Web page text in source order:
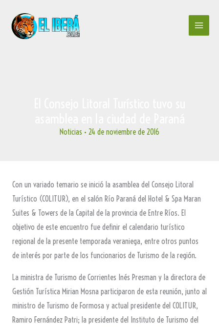
contenido
Noticias • 24 de noviembre de 2016
Con un variado temario se inició la asamblea del Consejo Litoral
Turístico (COLITUR), en el salón Río Paraná del Hotel & Spa Maran
Suites & Towers de la Capital de la provincia de Entre Ríos. El
objetivo de este encuentro fue definir el calendario turístico
regional de la presente temporada veraniega, entre otros puntos
de interés por parte de los funcionarios de Turismo de la región.
La ministra de Turismo de Corrientes Inés Presman y la directora de
Gestión Turística Mirian Mosna participaron de esta reunión, junto al
ministro de Tu­ris­mo de For­mo­sa y actual presidente del COLITUR,
Ramiro Fer­nán­dez Pa­tri; la pre­si­den­te del Ins­ti­tu­to de Tu­ris­mo del